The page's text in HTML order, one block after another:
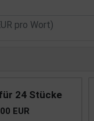
pro Wort)
24 Stücke
EUR